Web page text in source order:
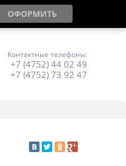
Контактные телефоны:
+7 (4752) 44 02 49
+7 (4752) 73 92 47
ОФОРМИТЬ